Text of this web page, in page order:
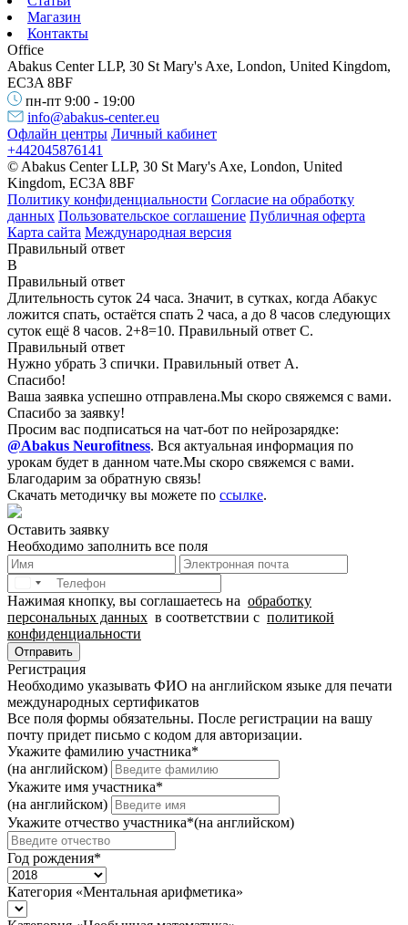
Магазин
Контакты
Office
Abakus Center LLP, 30 St Mary's Axe, London, United Kingdom,
EC3A 8BF
пн-пт 9:00 - 19:00
info@abakus-center.eu
Офлайн центры Личный кабинет
+442045876141
© Abakus Center LLP, 30 St Mary's Axe, London, United
Kingdom, EC3A 8BF
Политику конфиденциальности Согласие на обработку
данных Пользовательское соглашение Публичная оферта
Карта сайта Международная версия
Правильный ответ
B
Правильный ответ
Длительность суток 24 часа. Значит, в сутках, когда Абакус
ложится спать, остаётся спать 2 часа, а до 8 часов следующих
суток ещё 8 часов. 2+8=10. Правильный ответ С.
Правильный ответ
Нужно убрать 3 спички. Правильный ответ А.
Спасибо!
Ваша заявка успешно отправлена.Мы скоро свяжемся с вами.
Спасибо за заявку!
Просим вас подписаться на чат-бот по нейрозарядке:
@Abakus Neurofitness. Вся актуальная информация по
урокам будет в данном чате.Мы скоро свяжемся с вами.
Благодарим за обратную связь!
Скачать методичку вы можете по ссылке.
Оставить заявку
Необходимо заполнить все поля
Нажимая кнопку, вы соглашаетесь на обработку
персональных данных в соответствии с политикой
конфиденциальности
Отправить
Регистрация
Необходимо указывать ФИО на английском языке для печати
международных сертификатов
Все поля формы обязательны. После регистрации на вашу
почту придет письмо c кодом для авторизации.
Укажите фамилию участника*
(на английском)
Укажите имя участника*
(на английском)
Укажите отчество участника*(на английском)
Год рождения*
Категория «Ментальная арифметика»